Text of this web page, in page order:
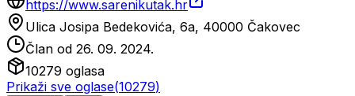
https://www.sarenikutak.hr
Ulica Josipa Bedekovića, 6a, 40000 Čakovec
Član od 26. 09. 2024.
10279 oglasa
Prikaži sve oglase(10279)